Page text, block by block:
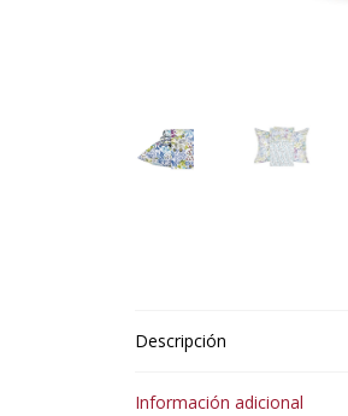
Descripción
Información adicional